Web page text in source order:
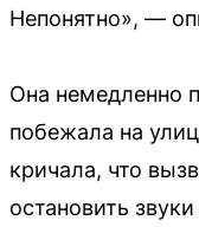
Непонятно», —
Она немедленно
побежала на
кричала, что
остановить